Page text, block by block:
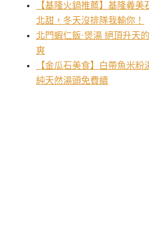
【基隆火鍋推薦】基隆義
北甜，冬天沒排隊我輸你！
北門蝦仁飯·煲湯 絕頂升天
爽
【金瓜石美食】白帶魚米
純天然湯頭免費續